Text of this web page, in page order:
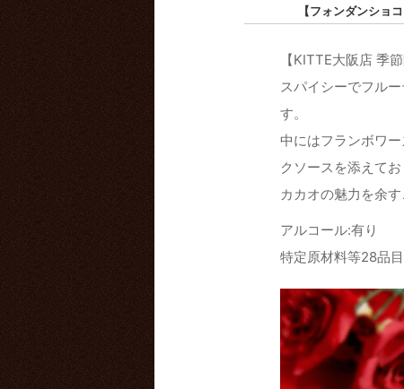
【フォンダンショ
【KITTE大阪店 季
スパイシーでフル
す。
中にはフランボワ
クソースを添えてお
カカオの魅力を余
アルコール:有り
特定原材料等28品